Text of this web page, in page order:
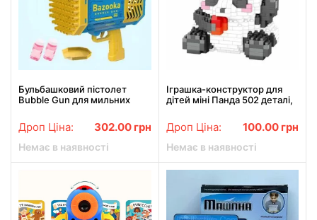
Бульбашковий пістолет
Bubble Gun для мильних
Дроп Ціна: 302.00 грн
Немає в наявності
Іграшка-конструктор для
дітей міні Панда 502 деталі,
пластиковий / Блоковий
конструктор
Дроп Ціна: 100.00 грн
Немає в наявності